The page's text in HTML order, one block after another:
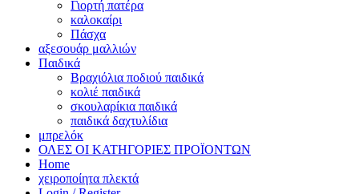
Γιορτή πατέρα
καλοκαίρι
Πάσχα
αξεσουάρ μαλλιών
Παιδικά
Βραχιόλια ποδιού παιδικά
κολιέ παιδικά
σκουλαρίκια παιδικά
παιδικά δαχτυλίδια
μπρελόκ
ΟΛΕΣ ΟΙ ΚΑΤΗΓΟΡΙΕΣ ΠΡΟΪΟΝΤΩΝ
Home
χειροποίητα πλεκτά